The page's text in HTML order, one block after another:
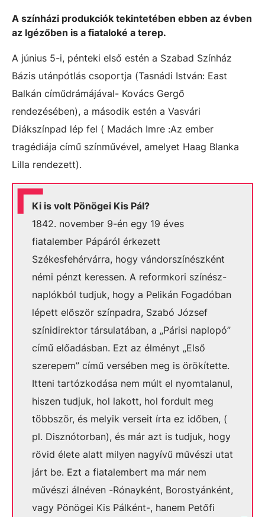
A színházi produkciók tekintetében ebben az évben
az Igézőben is a fiataloké a terep.
A június 5-i, pénteki első estén a Szabad Színház
Bázis utánpótlás csoportja (Tasnádi István: East
Balkán címűdrámájával- Kovács Gergő
rendezésében), a második estén a Vasvári
Diákszínpad lép fel ( Madách Imre :Az ember
tragédiája című színművével, amelyet Haag Blanka
Lilla rendezett).
Ki is volt Pönögei Kis Pál?
1842. november 9-én egy 19 éves
fiatalember Pápáról érkezett
Székesfehérvárra, hogy vándorszínészként
némi pénzt keressen. A reformkori színész-
naplókból tudjuk, hogy a Pelikán Fogadóban
lépett először színpadra, Szabó József
színidirektor társulatában, a „Párisi naplopó”
című előadásban. Ezt az élményt „Első
szerepem” című versében meg is örökítette.
Itteni tartózkodása nem múlt el nyomtalanul,
hiszen tudjuk, hol lakott, hol fordult meg
többször, és melyik verseit írta ez időben, (
pl. Disznótorban), és már azt is tudjuk, hogy
rövid élete alatt milyen nagyívű művészi utat
járt be. Ezt a fiatalembert ma már nem
művészi álnéven -Rónayként, Borostyánként,
vagy Pönögei Kis Pálként-, hanem Petőfi